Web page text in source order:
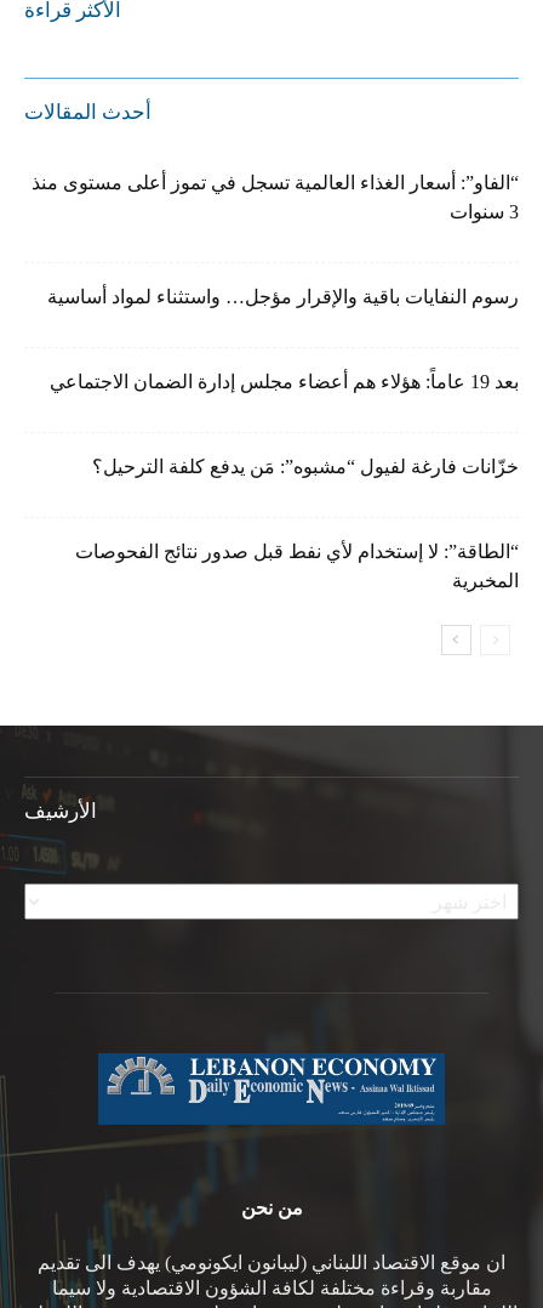
الأكثر قراءة
أحدث المقالات
“الفاو”: أسعار الغذاء العالمية تسجل في تموز أعلى مستوى منذ
3 سنوات
رسوم النفايات باقية والإقرار مؤجل… واستثناء لمواد أساسية
بعد 19 عاماً: هؤلاء هم أعضاء مجلس إدارة الضمان الاجتماعي
خزّانات فارغة لفيول “مشبوه”: مَن يدفع كلفة الترحيل؟
“الطاقة”: لا إستخدام لأي نفط قبل صدور نتائج الفحوصات
المخبرية
الأرشيف
الأرشيف
من نحن
ان موقع الاقتصاد اللبناني (ليبانون ايكونومي) يهدف الى تقديم
مقاربة وقراءة مختلفة لكافة الشؤون الاقتصادية ولا سيما